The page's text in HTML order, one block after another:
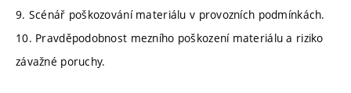
9. Scénář poškozování materiálu v provozních podmínkách.
10. Pravděpodobnost mezního poškození materiálu a riziko
závažné poruchy.